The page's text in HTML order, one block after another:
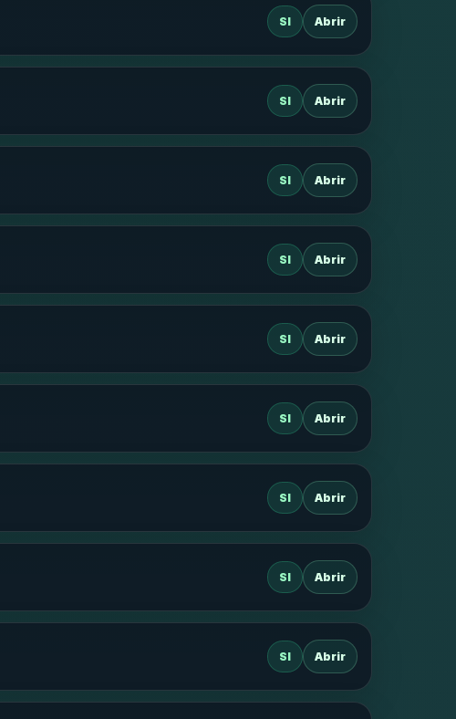
SI Abrir
SI Abrir
SI Abrir
SI Abrir
SI Abrir
SI Abrir
SI Abrir
SI Abrir
SI Abrir